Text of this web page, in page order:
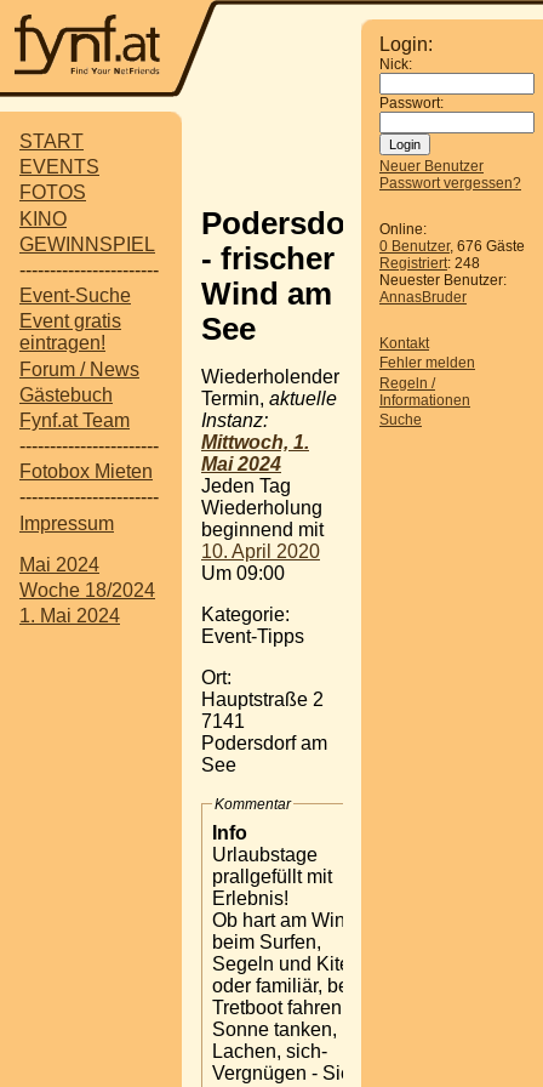
START
EVENTS
FOTOS
KINO
GEWINNSPIEL
-----------------------
Event-Suche
Event gratis
eintragen!
Forum / News
Gästebuch
Fynf.at Team
-----------------------
Fotobox Mieten
-----------------------
Impressum
Mai 2024
Woche 18/2024
1. Mai 2024
Login:
Nick:
Passwort:
Neuer Benutzer
Passwort vergessen?
Online:
0 Benutzer, 676 Gäste
Registriert: 248
Neuester Benutzer:
AnnasBruder
Kontakt
Fehler melden
Regeln /
Informationen
Suche
Podersdorf
- frischer
Wind am
See
Wiederholender
Termin, aktuelle
Instanz:
Mittwoch, 1.
Mai 2024
Jeden Tag
Wiederholung
beginnend mit
10. April 2020
Um 09:00
Kategorie:
Event-Tipps
Ort:
Hauptstraße 2
7141
Podersdorf am
See
Kommentar
Info
Urlaubstage
prallgefüllt mit
Erlebnis!
Ob hart am Wind,
beim Surfen,
Segeln und Kiten
oder familiär, beim
Tretboot fahren,
Sonne tanken,
Lachen, sich-
Vergnügen - Sie